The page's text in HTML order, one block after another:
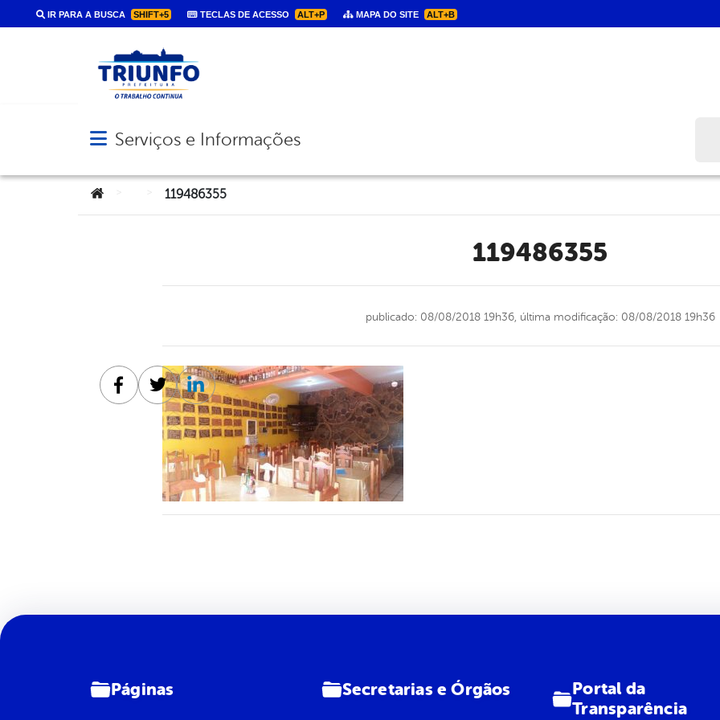
IR PARA A BUSCA SHIFT+5 TECLAS DE ACESSO ALT+P MAPA DO SITE ALT+B
Abrir menu principal de navegação
Serviços e Informações
Você está aqui:119486355
119486355
publicado: 08/08/2018 19h36, última modificação: 08/08/2018 19h36
Facebook
TwitterLinkedin
Páginas Secretarias e Órgãos
Portal da
Transparência